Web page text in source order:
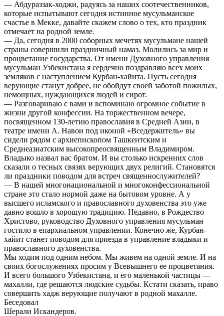
— Абдураззак-ходжи, радуясь за наших соотечественников,
которые испытывают сегодня истинное мусульманское
счастье в Мекке, давайте скажем слово о тех, кто праздник
отмечает на родной земле.
— Да, сегодня в 2000 соборных мечетях мусульмане нашей
страны совершили праздничный намаз. Молились за мир и
процветание государства. От имени Духовного управления
мусульман Узбекистана я сердечно поздравляю всех моих
земляков с наступлением Курбан-хайита. Пусть сегодня
верующие станут добрее, не обойдут своей заботой пожилых,
немощных, нуждающихся людей и сирот.
— Разговариваю с вами и вспоминаю огромное событие в
жизни другой конфессии. На торжественном вечере,
посвященном 130-летию православия в Средней Азии, в
театре имени А. Навои под иконой «Вседержитель» вы
сидели рядом с архиепископом Ташкентским и
Среднеазиатским высокопреосвященным Владимиром.
Владыко назвал вас братом. И вы столько искренних слов
сказали о тесных связях верующих двух религий. Становятся
ли праздники поводом для встреч священнослужителей?
— В нашей многонациональной и многоконфессиональной
стране это стало нормой даже на бытовом уровне. А у
высшего исламского и православного духовенства это уже
давно вошло в хорошую традицию. Недавно, в Рождество
Христово, руководство Духовного управления мусульман
гостило в епархиальном управлении. Конечно же, Курбан-
хайит станет поводом для приезда в управление владыки и
православного духовенства.
Мы ходим под одним небом. Мы живем на одной земле. И на
своих богослужениях просим у Всевышнего ее процветания.
И всего большого Узбекистана, и его маленькой частицы —
махалли, где решаются людские судьбы. Кстати сказать, право
совершить хадж верующие получают в родной махалле.
Беседовал
Шерали Искандеров.